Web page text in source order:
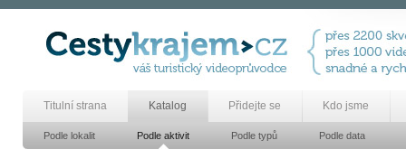
Titulní strana Katalog Přidejte se Kdo jsme
Podle lokalit Podle aktivit Podle typů Podle data